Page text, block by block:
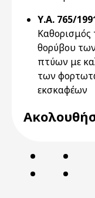
Υ.Α. 765/
θορύβου
πτύων με
των
εκσκαφέων